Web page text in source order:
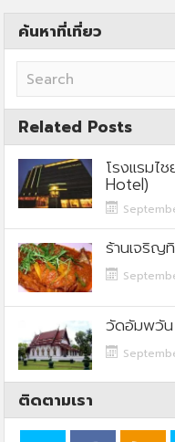
ค้นหาที่เที่ยว
Related Posts
โรงแรมไ
Hotel)
ร้านเจริญ
วัดอัมพวั
ติดตามเรา